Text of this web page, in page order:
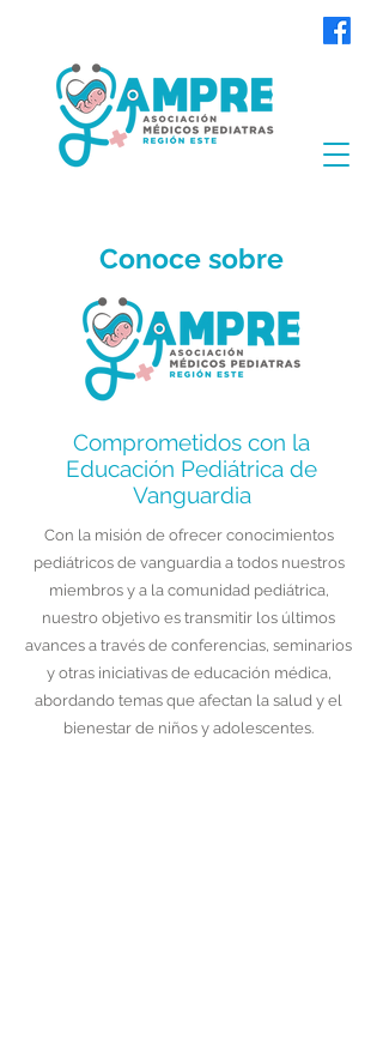
Conoce sobre
Comprometidos con la
Educación Pediátrica de
Vanguardia
Con la misión de ofrecer conocimientos
pediátricos de vanguardia a todos nuestros
miembros y a la comunidad pediátrica,
nuestro objetivo es transmitir los últimos
avances a través de conferencias, seminarios
y otras iniciativas de educación médica,
abordando temas que afectan la salud y el
bienestar de niños y adolescentes.